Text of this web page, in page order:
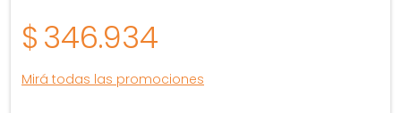
$346.934
Mirá todas las promociones